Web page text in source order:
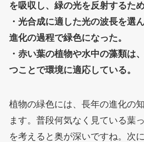
を吸収し、緑の光を反射するため
・光合成に適した光の波長を選
進化の過程で緑色になった。
・赤い葉の植物や水中の藻類は
つことで環境に適応している。
植物の緑色には、長年の進化の
ます。普段何気なく見ている葉
を考えると奥が深いですね。次